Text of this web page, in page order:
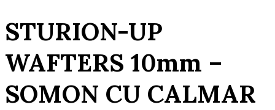
STURION-UP
WAFTERS 10mm –
SOMON CU CALMAR